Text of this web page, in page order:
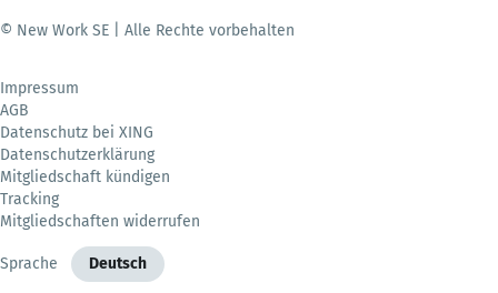
© New Work SE | Alle Rechte vorbehalten
Impressum
AGB
Datenschutz bei XING
Datenschutzerklärung
Mitgliedschaft kündigen
Tracking
Mitgliedschaften widerrufen
Sprache Deutsch